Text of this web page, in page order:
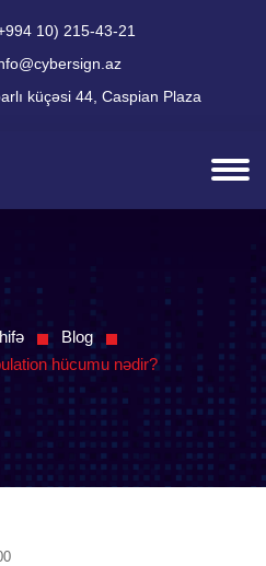
10) 215-43-21
küçəsi 44, Caspian Plaza
Blog
hücumu nədir?